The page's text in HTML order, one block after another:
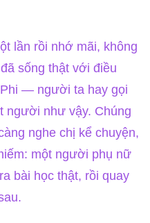
lần rồi nhớ mãi, không
sống thật với điều
— người ta hay gọi
người như vậy. Chúng
nghe chị kể chuyện,
một người phụ nữ
bài học thật, rồi quay